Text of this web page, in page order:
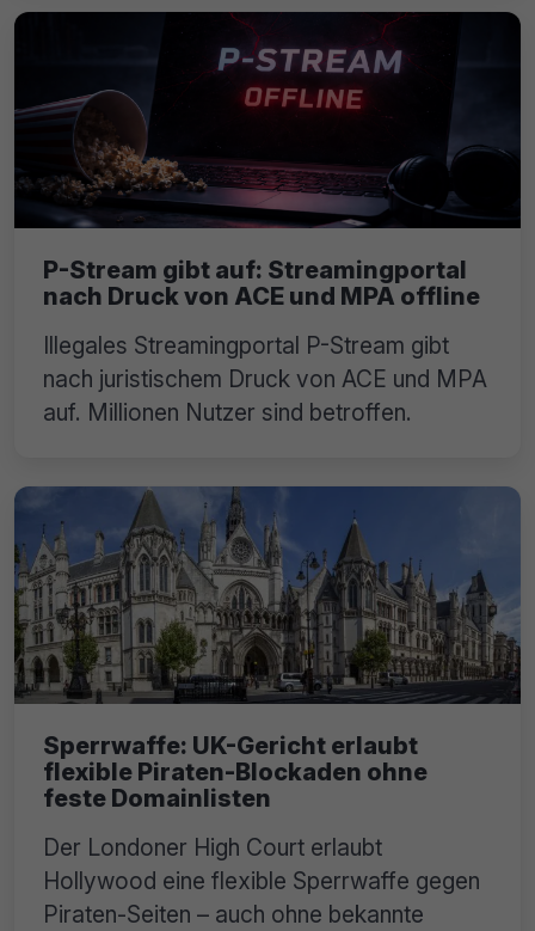
P-Stream gibt auf: Streamingportal
nach Druck von ACE und MPA offline
Illegales Streamingportal P-Stream gibt
nach juristischem Druck von ACE und MPA
auf. Millionen Nutzer sind betroffen.
Sperrwaffe: UK-Gericht erlaubt
flexible Piraten-Blockaden ohne
feste Domainlisten
Der Londoner High Court erlaubt
Hollywood eine flexible Sperrwaffe gegen
Piraten-Seiten – auch ohne bekannte